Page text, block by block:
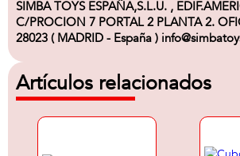
SIMBA TOYS ESPAÑA,S.L.U. ,
C/PROCION 7 PORTAL 2 PLANTA 2.
28023 ( MADRID - España )
Artículos relacionados